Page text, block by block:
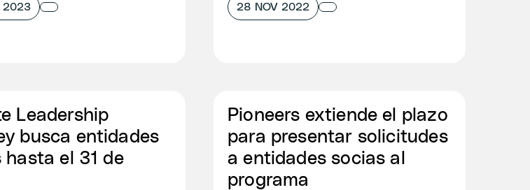
2023 28 NOV 2022
Leadership
busca entidades
hasta el 31 de
Pioneers extiende el plazo
para presentar solicitudes
a entidades socias al
programa